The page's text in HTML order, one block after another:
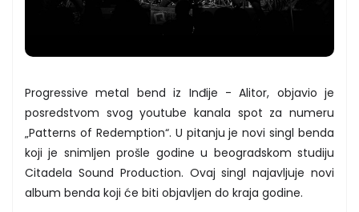
Progressive metal bend iz Inđije - Alitor, objavio je
posredstvom svog youtube kanala spot za numeru
„Patterns of Redemption“. U pitanju je novi singl benda
koji je snimljen prošle godine u beogradskom studiju
Citadela Sound Production. Ovaj singl najavljuje novi
album benda koji će biti objavljen do kraja godine.